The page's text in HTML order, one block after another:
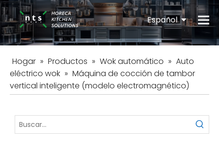
Español
English
Hogar » Productos » Wok automático » Auto
eléctrico wok » Máquina de cocción de tambor
vertical inteligente (modelo electromagnético)